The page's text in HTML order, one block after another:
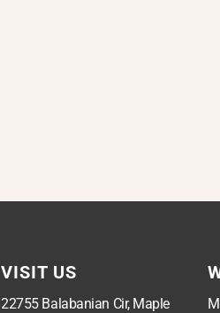
VISIT US
22755 Balabanian Cir, Maple